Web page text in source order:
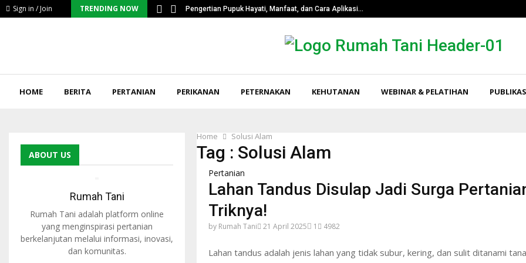
Sign in / Join TRENDING NOW
Serius Petani… Pengertian Pupuk Hayati, Manfaat, dan Cara Aplikasi…
HOME BERITA PERTANIAN PERIKANAN PETERNAKAN KEHUTANAN WEBINAR & PELATIHAN
Home Solusi Alam
Tag : Solusi Alam
Pertanian
Lahan Tandus Disulap Jadi Surga
Triknya!
by Rumah Tani 21 April 2025 1 4982
Lahan tandus adalah jenis lahan yang tidak subur, kering, dan sulit ditanami
ABOUT US
Rumah Tani
Rumah Tani adalah platform online
yang menginspirasi pertanian
berkelanjutan melalui informasi, inovasi,
dan komunitas.